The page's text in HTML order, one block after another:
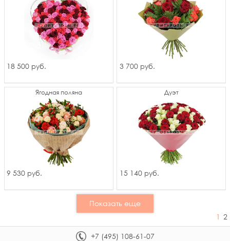
18 500 руб. 3 700 руб.
Ягодная поляна
9 530 руб.
Дуэт
15 140 руб.
Показать еще
1 2
+7 (495) 108-61-07